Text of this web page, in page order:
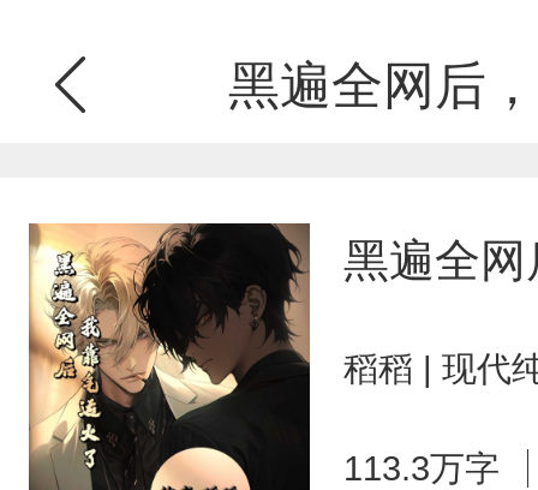
黑遍全网后
黑遍全
稻稻 | 现代
113.3万字